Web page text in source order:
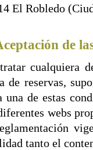
El Robledo
de
cualquiera
de reservas,
una de estas
webs
tanto el